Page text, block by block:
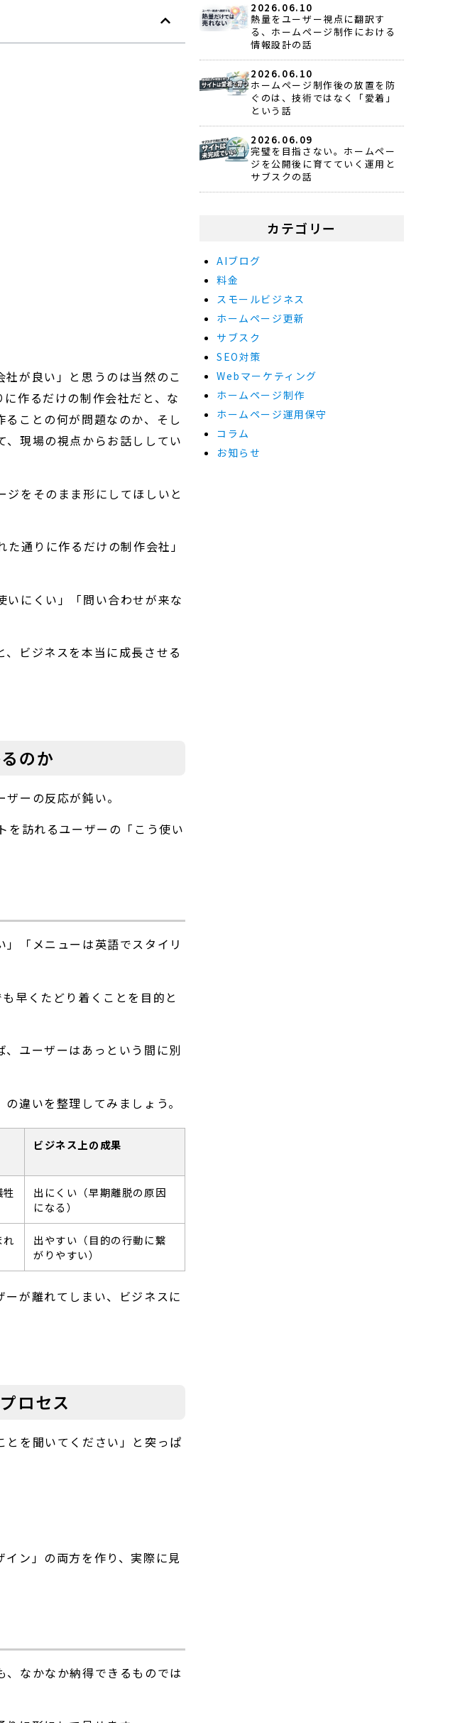
が良い」と思うのは当然のこ
作るだけの制作会社だと、な
ことの何が問題なのか、そし
現場の視点からお話ししてい
をそのまま形にしてほしいと
通りに作るだけの制作会社」
にくい」「問い合わせが来な
ビジネスを本当に成長させる
のか
ーの反応が鈍い。
を訪れるユーザーの「こう使い
「メニューは英語でスタイリ
早くたどり着くことを目的と
ユーザーはあっという間に別
違いを整理してみましょう。
ビジネス上の成果
出にくい（早期離脱の原因
になる）
れ
出やすい（目的の行動に繋
がりやすい）
が離れてしまい、ビジネスに
ロセス
を聞いてください」と突っぱ
ン」の両方を作り、実際に見
なかなか納得できるものでは
2026.06.10
熱量をユーザー視点に翻訳す
る、ホームページ制作における
情報設計の話
2026.06.10
ホームページ制作後の放置を防
ぐのは、技術ではなく「愛着」
という話
2026.06.09
完璧を目指さない。ホームペー
ジを公開後に育てていく運用と
サブスクの話
カテゴリー
AIブログ
料金
スモールビジネス
ホームページ更新
サブスク
SEO対策
Webマーケティング
ホームページ制作
ホームページ運用保守
コラム
お知らせ